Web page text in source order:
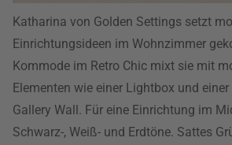
Katharina von Golden Settings setzt
Einrichtungsideen im Wohnzimmer
Kommode im Retro Chic mixt sie mit
Elementen wie einer Lightbox und
Gallery Wall. Für eine Einrichtung im
Schwarz-, Weiß- und Erdtöne. Sattes